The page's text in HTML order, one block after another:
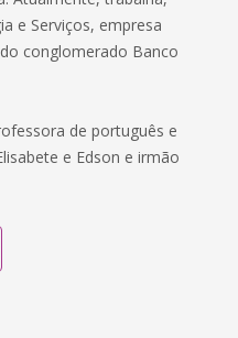
e Serviços, empresa
conglomerado Banco
de português e
e Edson e irmão